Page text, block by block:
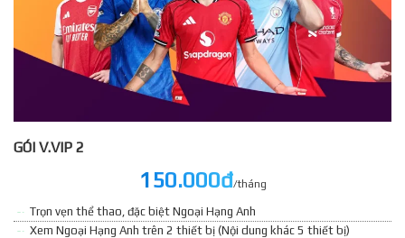
GÓI V.VIP 2
150.000đ/tháng
Trọn vẹn thể thao, đặc biệt Ngoại Hạng Anh
Xem Ngoại Hạng Anh trên 2 thiết bị (Nội dung khác 5 thiết bị)